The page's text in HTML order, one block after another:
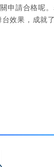
申請合格呢
效果，成就